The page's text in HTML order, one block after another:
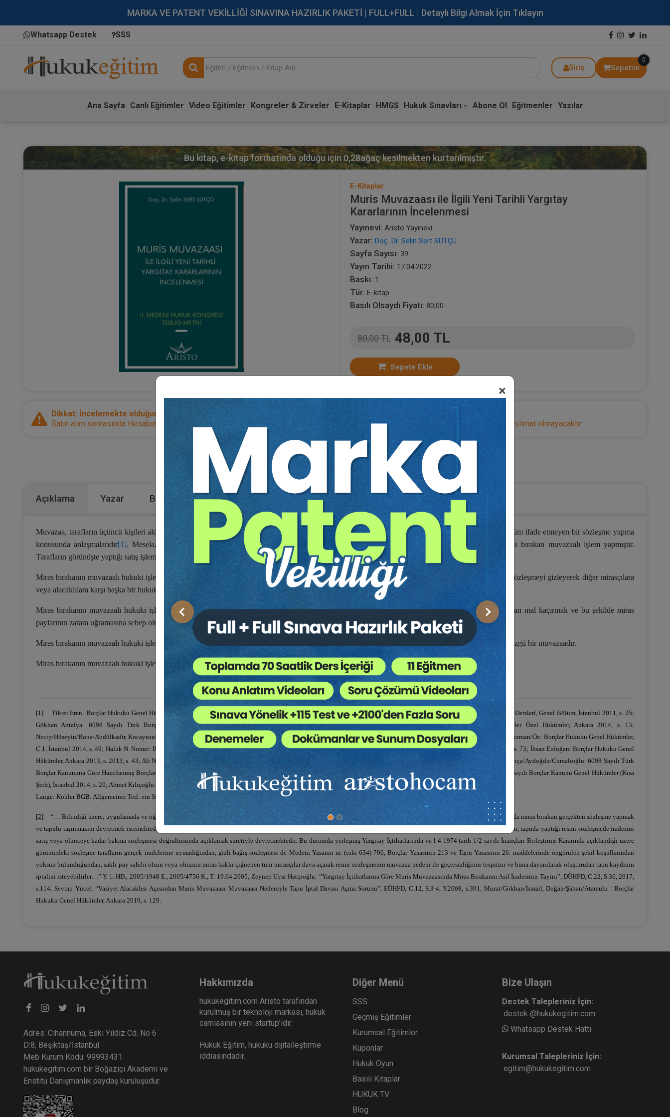
MARKA VE PATENT VEKİLLİĞİ SINAVINA HAZIRLIK PAKETİ | FULL+FULL | Detaylı Bilgi Almak İçin Tıklayın
Whatsapp Destek SSS
Giriş Sepetim
0
Ana Sayfa Canlı Eğitimler Video Eğitimler Kongreler & Zirveler E-Kitaplar HMGS Hukuk Sınavları Abone Ol Eğitmenler Yazılar
×
Önceki Sonraki
Bu kitap, e-kitap formatında olduğu için0,28ağaç kesilmekten kurtarılmıştır.
E-Kitaplar
Muris Muvazaası ile İlgili Yeni Tarihli Yargıtay
Kararlarının İncelenmesi
Yayınevi: Aristo Yayınevi
Yazar: Doç. Dr. Selin Sert SÜTÇÜ
Sayfa Sayısı: 39
Yayın Tarihi: 17.04.2022
Baskı: 1
Tür: E-kitap
Basılı Olsaydı Fiyatı: 80,00
80,00 TL 48,00 TL
Sepete Ekle
Dikkat: İncelemekte olduğunuz ürün bir e-kitaptır.
Satın alım sonrasında Hesabım sayfanız üzerinden direkt olarak ulaşabilir ve cihazlarınızdan okuyabilirsiniz. Adresinize herhangi bir teslimat olmayacaktır.
Kategoriler: Bütün Hukuk Kitapları Kongreler / Sempozyumlar , Medeni Hukuk
Açıklama Yazar Bu Kitap İçin Kaç Ağaç Kesiliyor ?
Muvazaa, tarafların üçüncü kişileri aldatmak amacıyla aralarında gerçek iradelerine uymayan, görünüşte geçerli olmasına rağmen, kendi aralarında hüküm ifade etmeyen bir sözleşme yapma
konusunda anlaşmalarıdır[1]. Mesela, mirastan mal kaçırmak amacıyla üzerindeki taşınmazları üçüncü kişilere tapuda satış yoluyla devreden miras bırakan muvazaalı işlem yapmıştır.
Tarafların görünüşte yaptığı satış işleminin amacı mirastan mal kaçırmayı gizlemektir.
Miras bırakanın muvazaalı hukuki işlemleri uygulamadaki adıyla muris muvazaası kavramı[2] ; miras bırakanın hukuki işlemin karşı tarafı ile yaptıkları sözleşmeyi gizleyerek diğer mirasçılara
veya alacaklılara karşı başka bir hukuki işlem görüntüsü arkasına gizli bir işlemi gizlemesi olarak ifade edilmektedir.
Miras bırakanın muvazaalı hukuki işlemleri ile izlenen temel amaç; muvazaalı işlem yoluyla mirasçıların bir kısmını veya tamamını aldatarak onlardan mal kaçırmak ve bu şekilde miras
paylarının zarara uğramasına sebep olmaktır.
Miras bırakanın muvazaalı hukuki işlemleri, TBK m. 19 hükmünde düzenlenen nisbi muvazaanın özel bir uygulaması olarak gelişmiş, miras hukukuna özgü bir muvazaadır.
Miras bırakanın muvazaalı hukuki işlemlerinin unsurları; görünürdeki işlem, muvazaa anlaşması, mirasçılardan mal kaçırma amacı ve gizli işlemdir.
[1] Fikret Eren: Borçlar Hukuku Genel Hükümler, Ankara 2018, s. 346; İsmail Atamulu: Türk Borçlar Hukukunda Muvazaa, Ankara 2017, s. 9; Aydın Aybay: Borçlar Hukuku Dersleri, Genel Bölüm, İstanbul 2011, s. 25;
Gökhan Antalya: 6098 Sayılı Türk Borçlar Kanununa Göre Borçlar Hukuku Genel Hükümler, İstanbul 2012, s. 62; Serdar Nart: Borçlar Hukuku Genel Hükümler Özel Hükümler, Ankara 2014, s. 13;
Necip/Hüseyin/Rona/Abdülkadir, Kocayusufpaşaoğlu/Hatemi/Serozan/Arpacı: Borçlar Hukukuna Giriş, Hukuki İşlem, Sözleşme, İstanbul 2014, s. 130; M. Kemal/M. Turgut, Oğuzman/Öz: Borçlar Hukuku Genel Hükümler,
C.1, İstanbul 2014, s. 49; Haluk N. Nomer: Borçlar Hukuku Genel Hükümler, İstanbul 2013, s. 2013, s. 28; Şahin Akıncı: Borçlar Hukuku Bilgisi, Genel Hükümler, Konya 2013, s. 73; İhsan Erdoğan: Borçlar Hukuku Genel
Hükümler, Ankara 2013, s. 2013, s. 43; Ali Naim/Özge, İnan/ Yücel: Borçlar Hukuku Genel Hükümler, Ankara 2014, s. 134; Aydın/Şeref/Ayşe/Murat/Emre, Zevkliler/Ertaş/Ha- vutçu/Aydoğdu/Cumalıoğlu: 6098 Sayılı Türk
Borçlar Kanununa Göre Hazırlanmış Borçlar Hukuku, İzmir 2013, s. 73; Abdülkerim Yıldırım: Türk Borçlar Hukuku Genel Hükümler, Ankara 2015, s. 47; Herdem Belen: 6098 Sayılı Borçlar Kanunu Genel Hükümler (Kısa
Şerh), İstanbul 2014, s. 20; Ahmet Kılıçoğlu: Borçlar Hukuku Genel Hükümler, Ankara 2013, s.46; Helmut/Heinrich, Köhler/
Lange: Köhler BGB: Allgemeiner Teil: ein Studienbuch, München 2013, §5, Rn 9.
[2] “… Bilindiği üzere; uygulamada ve öğretide "muris muvazaası" olarak tanımlanan muvazaa, niteliği itibariyle nisbi (mevsuf-vasıflı) muvazaa türüdür. Söz konusu muvazaada miras bırakan gerçekten sözleşme yapmak
ve tapulu taşınmazını devretmek istemektedir. Ancak mirasçısını miras hakkından yoksun bırakmak için esas amacını gizleyerek, gerçekte bağışlamak istediği tapulu taşınmazını, tapuda yaptığı resmi sözleşmede iradesini
satış veya ölünceye kadar bakma sözleşmesi doğrultusunda açıklamak suretiyle devretmektedir. Bu durumda yerleşmiş Yargıtay İçtihatlarında ve l-4-1974 tarih 1/2 sayılı İnançları Birleştirme Kararında açıklandığı üzere
görünürdeki sözleşme tarafların gerçek iradelerine uymadığından, gizli bağış sözleşmesi de Medeni Yasanın m. (eski 634) 706, Borçlar Yasasının 213 ve Tapu Yasasının 26. maddelerinde öngörülen şekil koşullarından
yoksun bulunduğundan, saklı pay sahibi olsun veya olmasın miras hakkı çiğnenen tüm mirasçılar dava açarak resmi sözleşmenin muvazaa nedeni ile geçersizliğinin tespitini ve buna dayanılarak oluşturulan tapu kaydının
iptalini isteyebilirler…” Y. 1. HD., 2005/1948 E., 2005/4756 K., T: 19.04.2005; Zeynep Uyar Hatipoğlu: “Yargıtay İçtihatlarına Göre Muris Muvazaasında Miras Bırakanın Asıl İradesinin Tayini”, DÜHFD, C.22, S.36, 2017,
s.114; Sevtap Yücel: “Vasiyet Alacaklısı Açısından Muris Muvazaası Muvazaası Nedeniyle Tapu İptal Davası Açma Sorunu”, EÜHFD, C.12, S.3-4, Y.2008, s.391; Murat/Gökhan/İsmail, Doğan/Şahan/Atamulu : Borçlar
Hukuku Genel Hükümler, Ankara 2019, s. 129.
Adres: Cihannüma, Eski Yıldız Cd. No 6
D:8, Beşiktaş/İstanbul
Meb Kurum Kodu: 99993431
hukukegitim.com bir Boğaziçi Akademi ve
Enstitü Danışmanlık paydaş kuruluşudur.
Hakkımızda
hukukegitim.com Aristo tarafından
kurulmuş bir teknoloji markası, hukuk
camiasının yeni startup’ıdır.
Hukuk Eğitim, hukuku dijitalleştirme
iddiasındadır.
Diğer Menü
SSS
Geçmiş Eğitimler
Kurumsal Eğitimler
Kuponlar
Hukuk Oyun
Basılı Kitaplar
HUKUK TV
Blog
Bize Ulaşın
Destek Talepleriniz İçin:
destek @hukukegitim.com
Whatsapp Destek Hattı
Kurumsal Talepleriniz İçin:
egitim@hukukegitim.com